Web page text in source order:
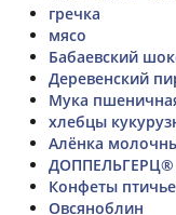
гречка
мясо
Бабаевский
Деревенский
Мука
хлебцы
Алёнка
ДОППЕЛЬГЕРЦ®
Конфеты
Овсяноблин